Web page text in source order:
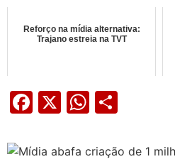
Reforço na mídia alternativa:
Trajano estreia na TVT
Facebook
X